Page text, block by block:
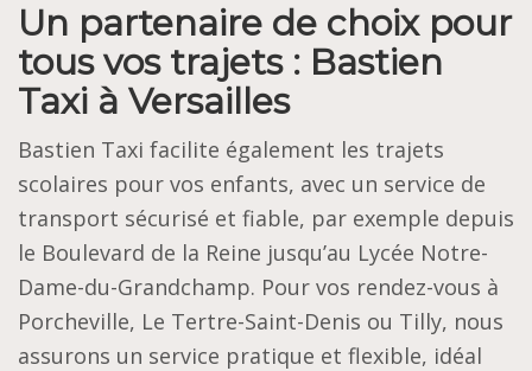
Un partenaire de choix pour
tous vos trajets : Bastien
Taxi à Versailles
Bastien Taxi facilite également les trajets
scolaires pour vos enfants, avec un service de
transport sécurisé et fiable, par exemple depuis
le Boulevard de la Reine jusqu’au Lycée Notre-
Dame-du-Grandchamp. Pour vos rendez-vous à
Porcheville, Le Tertre-Saint-Denis ou Tilly, nous
assurons un service pratique et flexible, idéal